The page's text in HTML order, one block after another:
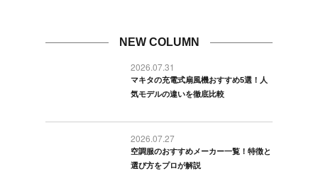
NEW COLUMN
2026.07.31
マキタの充電式扇風機おすすめ5選！人
気モデルの違いを徹底比較
2026.07.27
空調服のおすすめメーカー一覧！特徴と
選び方をプロが解説